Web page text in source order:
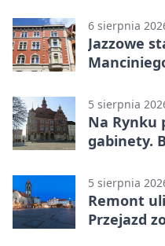
6 sierpnia
Jazzowe
5 sierpnia
Na Rynku
gabinety.
5 sierpnia
Remont
Przejazd